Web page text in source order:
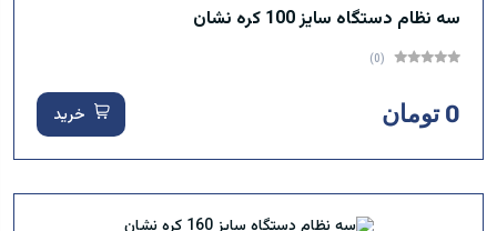
سه نظام دستگاه سایز 100 کره نشان
(0)
0 تومان خرید